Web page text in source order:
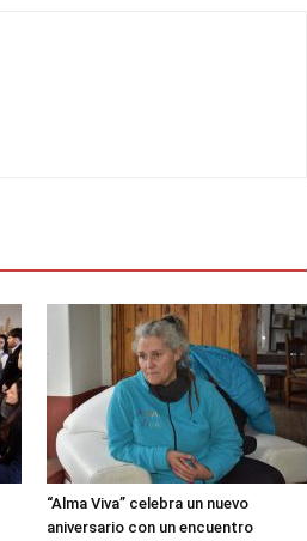
“Alma Viva” celebra un nuevo
aniversario con un encuentro